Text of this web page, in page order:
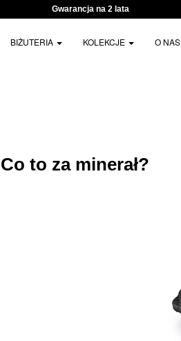
Gwarancja na 2 lata
BIŻUTERIA KOLEKCJE O NAS
Co to za minerał?